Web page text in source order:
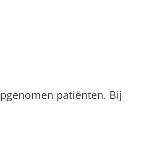
patiënten. Bij